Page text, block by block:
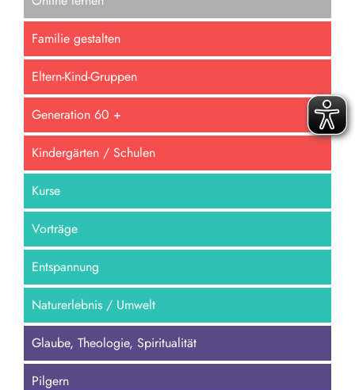
Familie gestalten
Eltern-Kind-Gruppen
Generation 60 +
Kindergärten / Schulen
Kurse
Vorträge
Entspannung
Naturerlebnis / Umwelt
Glaube, Theologie, Spiritualität
Pilgern